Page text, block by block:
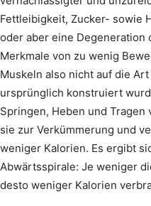
Fettleibigkeit, Zucker- sowie
oder aber eine Degeneration
Merkmale von zu wenig
Muskeln also nicht auf die
ursprünglich konstruiert
Springen, Heben und
sie zur Verkümmerung und
weniger Kalorien. Es ergibt
Abwärtsspirale: Je weniger
desto weniger Kalorien